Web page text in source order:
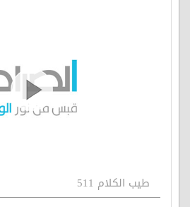
طيب الكلام 511